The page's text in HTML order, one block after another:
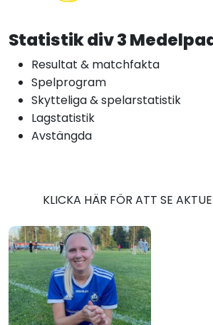
Statistik div 3
Resultat & matchfakta
Spelprogram
Skytteliga & spelarstatistik
Lagstatistik
Avstängda
KLICKA HÄR FÖR ATT SE